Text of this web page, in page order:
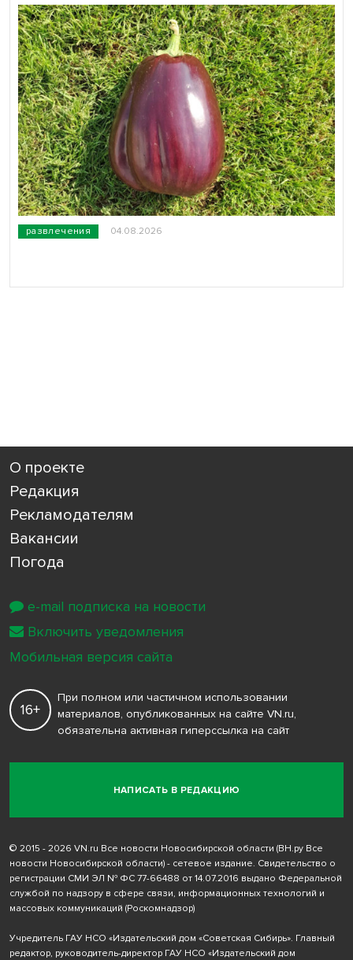
развлечения 04.08.2026
О проекте
Редакция
Рекламодателям
Вакансии
Погода
НАПИСАТЬ В РЕДАКЦИЮ
16+
При полном или частичном использовании
материалов, опубликованных на сайте VN.ru,
обязательна активная гиперссылка на сайт
© 2015 - 2026 VN.ru Все новости Новосибирской области (ВН.ру Все
новости Новосибирской области) - сетевое издание. Свидетельство о
регистрации СМИ ЭЛ № ФС 77-66488 от 14.07.2016 выдано Федеральной
службой по надзору в сфере связи, информационных технологий и
массовых коммуникаций (Роскомнадзор)
Учредитель ГАУ НСО «Издательский дом «Советская Сибирь». Главный
редактор, руководитель-директор ГАУ НСО «Издательский дом
e-mail подписка на новости
Включить уведомления
Мобильная версия сайта